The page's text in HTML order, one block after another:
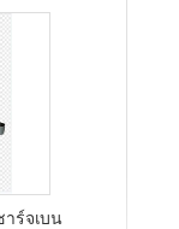
าร์จเบน